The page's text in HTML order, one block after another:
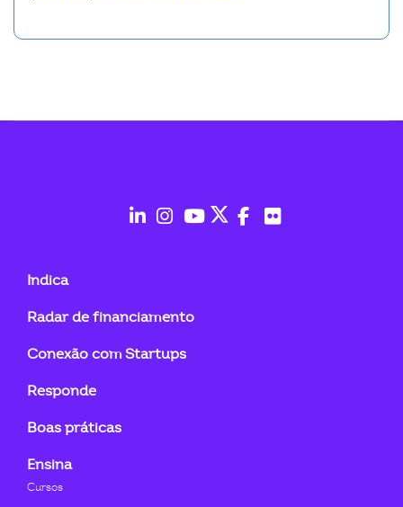
in
Indica
Radar de financiamento
Conexão com Startups
Responde
Boas práticas
Ensina
Cursos